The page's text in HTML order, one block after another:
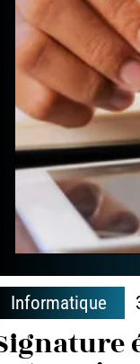
Informatique